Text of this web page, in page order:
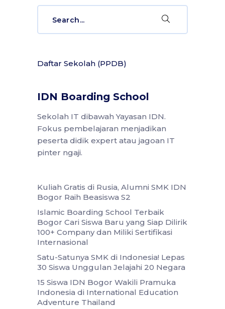
Daftar Sekolah (PPDB)
IDN Boarding School
Sekolah IT dibawah Yayasan IDN.
Fokus pembelajaran menjadikan
peserta didik expert atau jagoan IT
pinter ngaji.
Kuliah Gratis di Rusia, Alumni SMK IDN
Bogor Raih Beasiswa S2
Islamic Boarding School Terbaik
Bogor Cari Siswa Baru yang Siap Dilirik
100+ Company dan Miliki Sertifikasi
Internasional
Satu-Satunya SMK di Indonesia! Lepas
30 Siswa Unggulan Jelajahi 20 Negara
15 Siswa IDN Bogor Wakili Pramuka
Indonesia di International Education
Adventure Thailand